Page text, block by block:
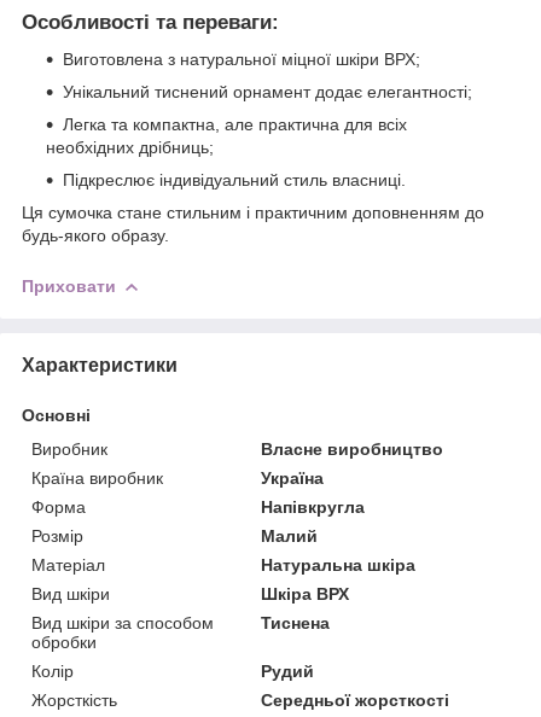
Особливості та переваги:
Виготовлена з натуральної міцної шкіри ВРХ;
Унікальний тиснений орнамент додає елегантності;
Легка та компактна, але практична для всіх
необхідних дрібниць;
Підкреслює індивідуальний стиль власниці.
Ця сумочка стане стильним і практичним доповненням до
будь-якого образу.
Приховати
Характеристики
Основні
Виробник
Власне виробництво
Країна виробник
Україна
Форма
Напівкругла
Розмір
Малий
Матеріал
Натуральна шкіра
Вид шкіри
Шкіра ВРХ
Вид шкіри за способом
обробки
Тиснена
Колір
Рудий
Жорсткість
Середньої жорсткості